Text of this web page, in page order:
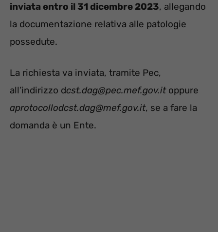
inviata entro il 31 dicembre 2023, allegando
la documentazione relativa alle patologie
possedute.
La richiesta va inviata, tramite Pec,
all’indirizzo dcst.dag@pec.mef.gov.itoppure
aprotocollodcst.dag@mef.gov.it, se a fare la
domanda è un Ente.